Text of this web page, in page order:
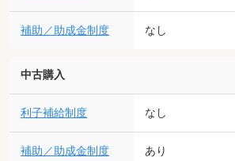
補助／助成金制度 なし
中古購入
利子補給制度 なし
補助／助成金制度 あり